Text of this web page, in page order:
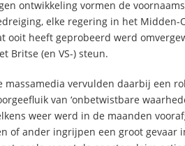
ontwikkeling vormen de
elke regering in het Midden-
ooit heeft geprobeerd werd
Britse (en VS-) steun.
massamedia vervulden daarbij een
van ‘onbetwistbare
weer werd in de maanden
of ander ingrijpen een groot gevaar